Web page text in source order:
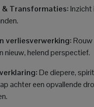
& Transformaties:Inzicht
verliesverwerking:
nieuw, helend perspectief.
De diepere,
achter een opvallende